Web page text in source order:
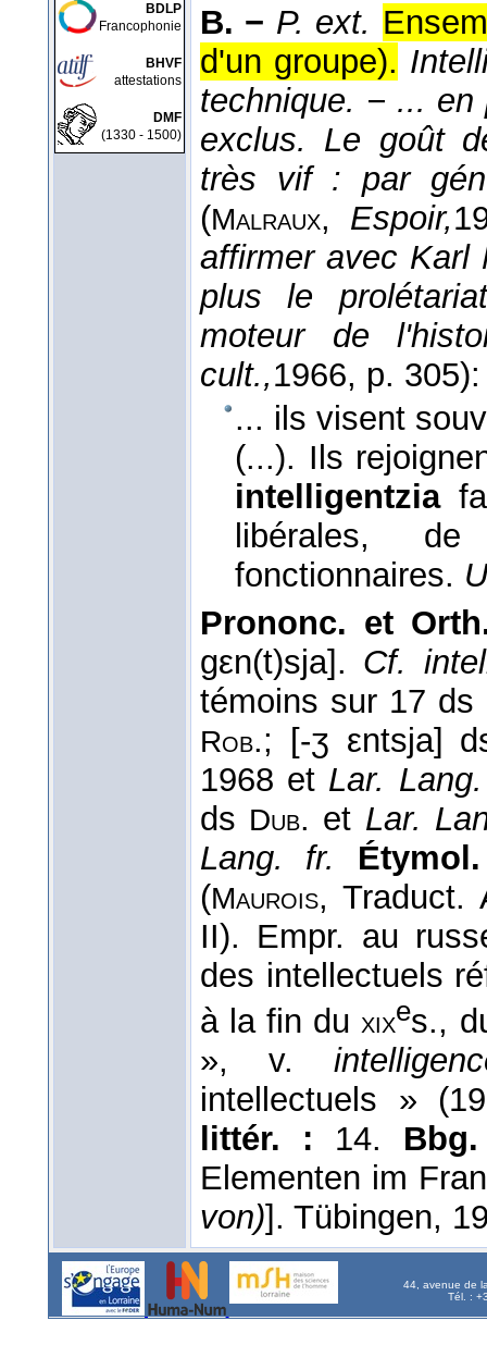
BDLP
Francophonie
BHVF
attestations
DMF
(1330 - 1500)
B. − P. ext.
d'un groupe).
technique. − ...
exclus. Le goût
très vif : par
(Malraux, Espoir,
affirmer avec Karl
plus le
moteur de
cult.,1966, p. 305):
... ils visent
(...). Ils
intelligentzia
libérales,
fonctionnaires.
Prononc. et
gεn(t)sja]. Cf.
témoins sur 17 ds
Rob.; [-ʒ εntsja]
1968 et Lar.
ds Dub. et Lar.
Lang. fr.
(Maurois,
II). Empr. au
des intellectuels
à la fin duxixes.,
», v.
intellectuels »
littér. : 14.
Elementen im
von)]. Tübingen,
44, avenue de
Tél. :